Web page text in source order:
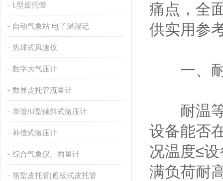
L型皮托管
自动气象站 电子温湿记
热球式风速仪
数字大气压计
数显皮托管流量计
单管/U型倾斜式微压计
补偿式微压计
综合气象仪、雨量计
笛型皮托管|遮板式皮托管
痛点，全
供实用参
一、耐
耐温等
设备能否
况温度≤
满负荷耐